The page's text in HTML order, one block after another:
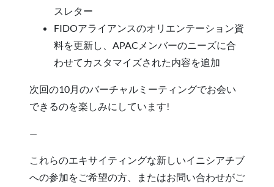
スレター
FIDOアライアンスのオリエンテーション資
料を更新し、APACメンバーのニーズに合
わせてカスタマイズされた内容を追加
次回の10月のバーチャルミーティングでお会い
できるのを楽しみにしています!
—
これらのエキサイティングな新しいイニシアチブ
への参加をご希望の方、またはお問い合わせがご